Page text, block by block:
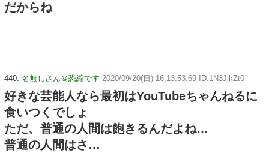
だからね
440: 名無しさん＠恐縮です 2020/09/20(日) 16:13:53.69 ID:1N3JlkZt0
好きな芸能人なら最初はYouTubeちゃんねるに
食いつくでしょ
ただ、普通の人間は飽きるんだよね…
普通の人間はさ…